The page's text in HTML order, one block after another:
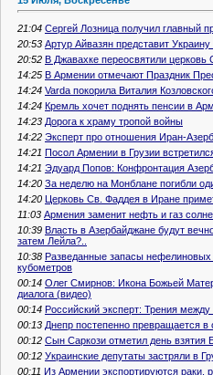
21:04 Сергей Лозница получил главный
20:53 Артур Айвазян представит
20:52 В Джавахке переосвятили церковь
14:25 В Армении отмечают Праздник
14:24 Varda покорила Виталия
14:24 Кремль хочет поднять пенсии в
14:23 Дорога к храму тропой войны
14:22 Эксперт про отношения Иран-
14:21 Посол Армении в Грузии
14:21 Эдуард Попов: Конфронтация
14:20 За неделю на Монблане погибли
14:20 Церковь Св. Фаддея в Иране
11:03 Армения заменит нефть и газ
10:39 Власть в Азербайджане будут
затем Лейла?..
10:38 Разведанные запасы
кубометров
00:14 Олег Смирнов: Икона Божьей
диалога (видео)
00:14 Российский эксперт: Трения
00:13 Днепр постепенно превращается в
00:12 Сын Саркози отметил день взятия
00:12 Украинские депутаты застряли в
00:11 Из Армении экспортируются раки,